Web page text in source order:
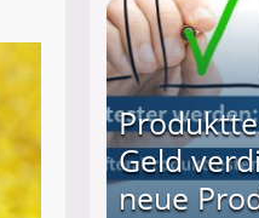
Geld
neue